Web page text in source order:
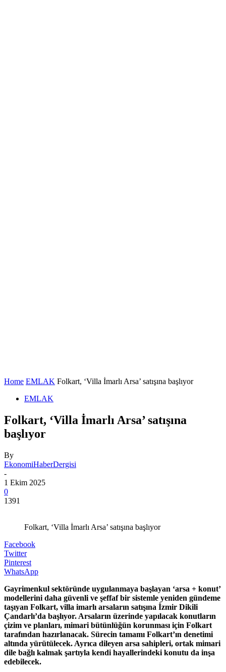
Home EMLAK Folkart, ‘Villa İmarlı Arsa’ satışına başlıyor
EMLAK
Folkart, ‘Villa İmarlı Arsa’ satışına
başlıyor
By
EkonomiHaberDergisi
-
1 Ekim 2025
0
1391
Folkart, ‘Villa İmarlı Arsa’ satışına başlıyor
Facebook
Twitter
Pinterest
WhatsApp
Gayrimenkul sektöründe uygulanmaya başlayan ‘arsa + konut’
modellerini daha güvenli ve şeffaf bir sistemle yeniden gündeme
taşıyan Folkart, villa imarlı arsaların satışına İzmir Dikili
Çandarlı’da başlıyor. Arsaların üzerinde yapılacak konutların
çizim ve planları, mimari bütünlüğün korunması için Folkart
tarafından hazırlanacak. Sürecin tamamı Folkart’ın denetimi
altında yürütülecek. Ayrıca dileyen arsa sahipleri, ortak mimari
dile bağlı kalmak şartıyla kendi hayallerindeki konutu da inşa
edebilecek.